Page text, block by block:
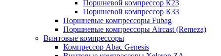
Поршневой компрессор К23
Поршневой компрессор К33
Поршневые компрессоры Fubag
Поршневые компрессоры Aircast (Remeza)
Винтовые компрессоры
Компрессор Abac Genesis